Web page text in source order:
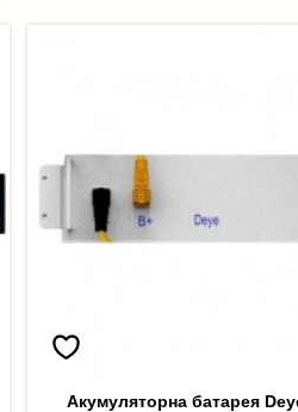
Акумуляторна батарея